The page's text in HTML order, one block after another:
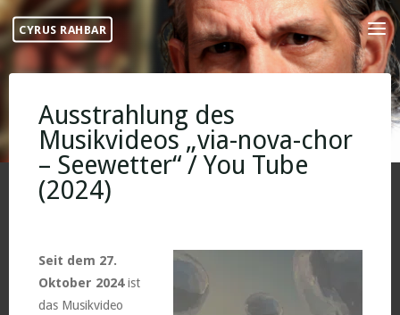
Skip
content
CYRUS RAHBAR
Ausstrahlung des
Musikvideos „via-nova-chor
– Seewetter“ / You Tube
(2024)
Seit dem 27.
Oktober 2024ist
das Musikvideo